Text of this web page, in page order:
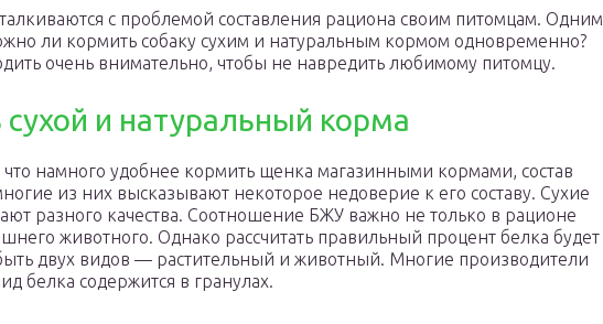
с проблемой составления рациона своим питомцам. Одним
ли кормить собаку сухим и натуральным кормом одновременно?
очень внимательно, чтобы не навредить любимому питомцу.
и натуральный корма
что намного удобнее кормить щенка магазинными кормами, состав
из них высказывают некоторое недоверие к его составу. Сухие
разного качества. Соотношение БЖУ важно не только в рационе
животного. Однако рассчитать правильный процент белка будет
двух видов — растительный и животный. Многие производители
белка содержится в гранулах.